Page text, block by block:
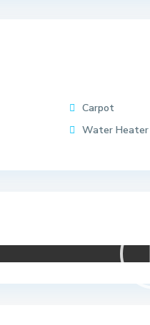
Carpot
Water Heater